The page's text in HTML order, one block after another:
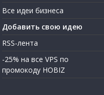
Все идеи бизнеса
Добавить свою идею
RSS-лента
-25% на все VPS по
промокоду HOBIZ